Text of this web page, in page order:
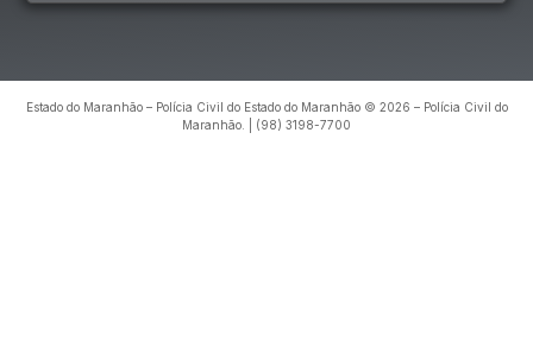
Estado do Maranhão – Polícia Civil do Estado do Maranhão © 2026 – Polícia Civil do
Maranhão. | (98) 3198-7700